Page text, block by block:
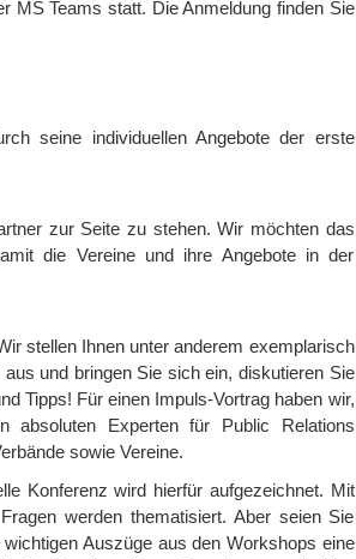
MS Teams statt. Die Anmeldung finden Sie
seine individuellen Angebote der erste
zur Seite zu stehen. Wir möchten das
die Vereine und ihre Angebote in der
stellen Ihnen unter anderem exemplarisch
und bringen Sie sich ein, diskutieren Sie
Tipps! Für einen Impuls-Vortrag haben wir,
absoluten Experten für Public Relations
sowie Vereine.
Konferenz wird hierfür aufgezeichnet. Mit
werden thematisiert. Aber seien Sie
Auszüge aus den Workshops eine